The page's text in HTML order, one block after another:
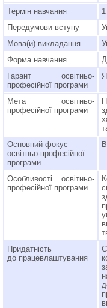
Термін навчання
Передумови вступу
Мова(и) викладання
Форма навчання
Гарант освітньо-
професійної програми
Мета освітньо-
професійної програми
Основний фокус
освітньо-професійної
програми
Особливості освітньо-
професійної програми
Придатність
до працевлаштування